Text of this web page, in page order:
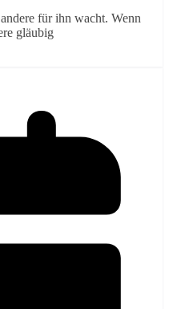
für ihn wacht. Wenn
gläubig